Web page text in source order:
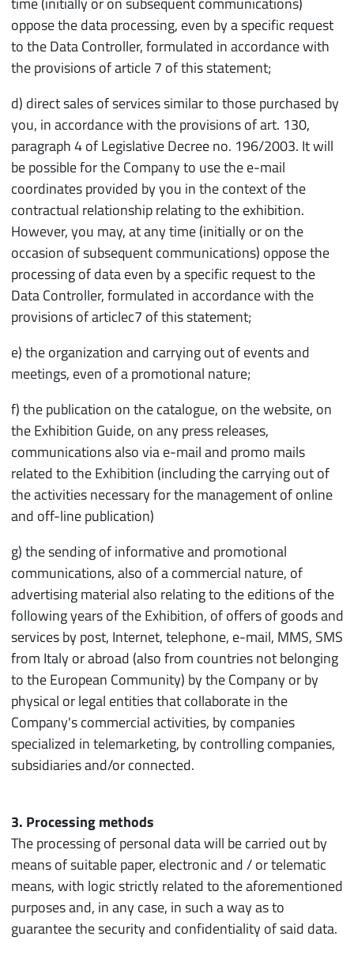
oppose the data processing, even by a specific request
to the Data Controller, formulated in accordance with
the provisions of article 7 of this statement;
d) direct sales of services similar to those purchased by
you, in accordance with the provisions of art. 130,
paragraph 4 of Legislative Decree no. 196/2003. It will
be possible for the Company to use the e-mail
coordinates provided by you in the context of the
contractual relationship relating to the exhibition.
However, you may, at any time (initially or on the
occasion of subsequent communications) oppose the
processing of data even by a specific request to the
Data Controller, formulated in accordance with the
provisions of articlec7 of this statement;
e) the organization and carrying out of events and
meetings, even of a promotional nature;
f) the publication on the catalogue, on the website, on
the Exhibition Guide, on any press releases,
communications also via e-mail and promo mails
related to the Exhibition (including the carrying out of
the activities necessary for the management of online
and off-line publication)
g) the sending of informative and promotional
communications, also of a commercial nature, of
advertising material also relating to the editions of the
following years of the Exhibition, of offers of goods and
services by post, Internet, telephone, e-mail, MMS, SMS
from Italy or abroad (also from countries not belonging
to the European Community) by the Company or by
physical or legal entities that collaborate in the
Company's commercial activities, by companies
specialized in telemarketing, by controlling companies,
subsidiaries and/or connected.
3. Processing methods
The processing of personal data will be carried out by
means of suitable paper, electronic and / or telematic
means, with logic strictly related to the aforementioned
purposes and, in any case, in such a way as to
guarantee the security and confidentiality of said data.